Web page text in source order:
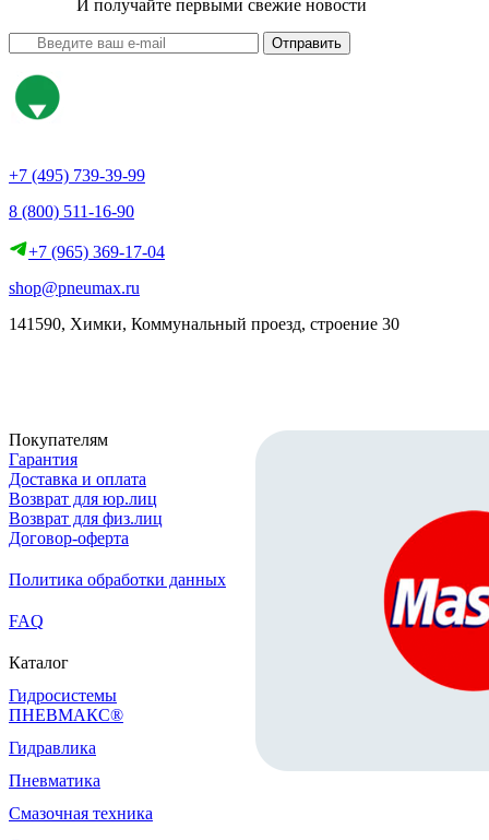
И получайте первыми свежие новости
Отправить
+7 (495) 739-39-99
8 (800) 511-16-90
+7 (965) 369-17-04
shop@pneumax.ru
141590, Химки, Коммунальный проезд, строение 30
Покупателям
Гарантия
Доставка и оплата
Возврат для юр.лиц
Возврат для физ.лиц
Договор-оферта
Политика обработки данных
FAQ
Каталог
Гидросистемы
ПНЕВМАКС®
Гидравлика
Пневматика
Смазочная техника